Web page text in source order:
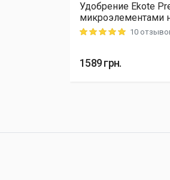
Удобрение Ekote
микроэлементами
Rating: 5 out of 5
10
1589грн.